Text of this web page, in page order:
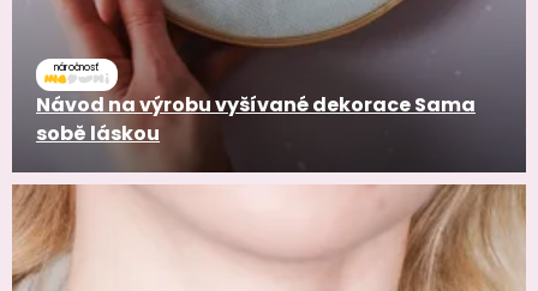
náročnosť
Návod na výrobu vyšívané dekorace Sama
sobě láskou